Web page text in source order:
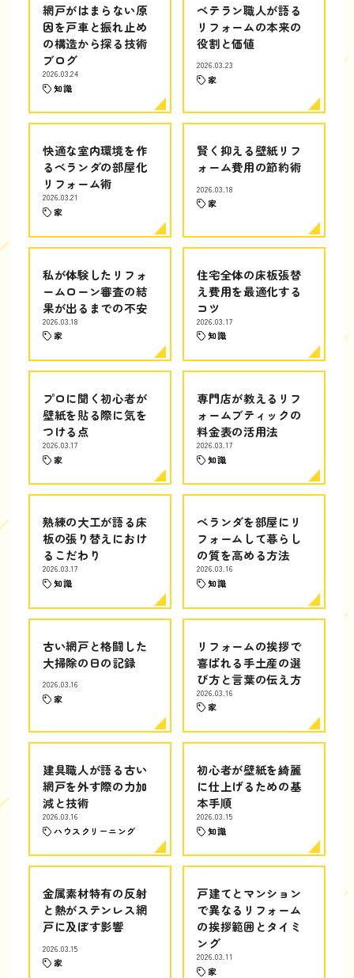
網戸がはまらない原
因を戸車と振れ止め
の構造から探る技術
ブログ
2026.03.24
知識
ベテラン職人が語る
リフォームの本来の
役割と価値
2026.03.23
家
快適な室内環境を作
るベランダの部屋化
リフォーム術
2026.03.21
家
賢く抑える壁紙リフ
ォーム費用の節約術
2026.03.18
家
私が体験したリフォ
ームローン審査の結
果が出るまでの不安
2026.03.18
家
住宅全体の床板張替
え費用を最適化する
コツ
2026.03.17
知識
プロに聞く初心者が
壁紙を貼る際に気を
つける点
2026.03.17
家
専門店が教えるリフ
ォームブティックの
料金表の活用法
2026.03.17
知識
熟練の大工が語る床
板の張り替えにおけ
るこだわり
2026.03.17
知識
ベランダを部屋にリ
フォームして暮らし
の質を高める方法
2026.03.16
知識
古い網戸と格闘した
大掃除の日の記録
2026.03.16
家
リフォームの挨拶で
喜ばれる手土産の選
び方と言葉の伝え方
2026.03.16
家
建具職人が語る古い
網戸を外す際の力加
減と技術
2026.03.16
ハウスクリーニング
初心者が壁紙を綺麗
に仕上げるための基
本手順
2026.03.15
知識
金属素材特有の反射
と熱がステンレス網
戸に及ぼす影響
2026.03.15
家
戸建てとマンション
で異なるリフォーム
の挨拶範囲とタイミ
ング
2026.03.11
家